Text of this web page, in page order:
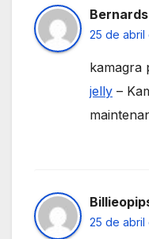
25 de abril
kamagra
jelly –
25 de abril